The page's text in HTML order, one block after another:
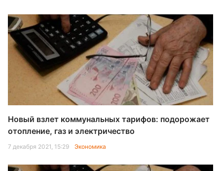
Новый взлет коммунальных тарифов: подорожает
отопление, газ и электричество
7 декабря 2021, 15:29 Экономика